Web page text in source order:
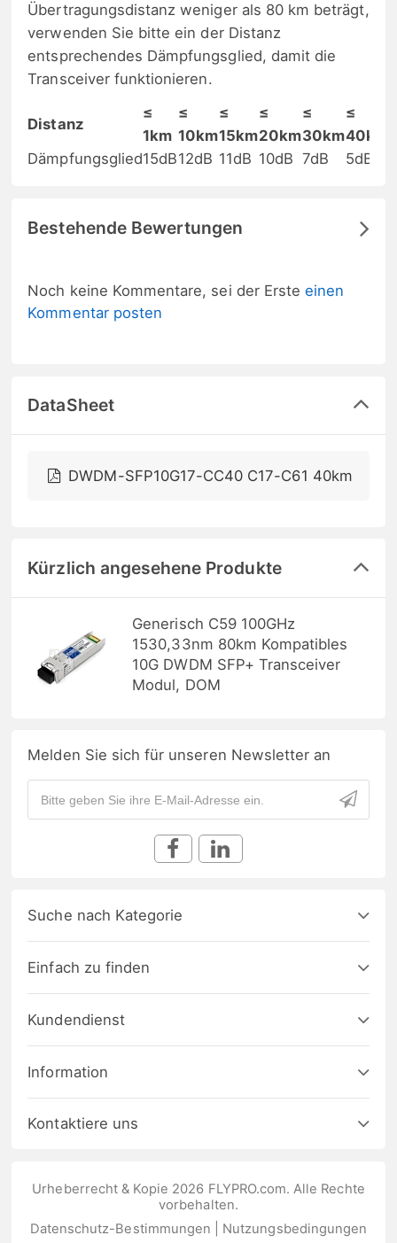
Übertragungsdistanz weniger als 80 km beträgt,
verwenden Sie bitte ein der Distanz
entsprechendes Dämpfungsglied, damit die
Transceiver funktionieren.
Distanz
≤
1km
≤
10km
≤
15km
≤
20km
≤
30km
≤
40km
Dämpfungsglied15dB12dB 11dB 10dB 7dB 5dB
Bestehende Bewertungen
Noch keine Kommentare, sei der Ersteeinen
Kommentar posten
DataSheet
DWDM-SFP10G17-CC40 C17-C61 40km
Kürzlich angesehene Produkte
Generisch C59 100GHz
1530,33nm 80km Kompatibles
10G DWDM SFP+ Transceiver
Modul, DOM
Melden Sie sich für unseren Newsletter an
Suche nach Kategorie
Einfach zu finden
Kundendienst
Information
Kontaktiere uns
Urheberrecht & Kopie 2026 FLYPRO.com. Alle Rechte
vorbehalten.
Datenschutz-Bestimmungen
Nutzungsbedingungen